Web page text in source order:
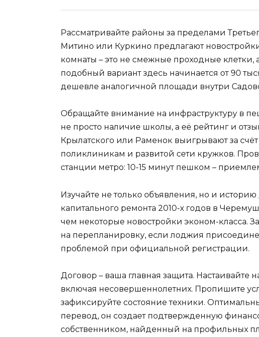
Рассматривайте районы за пределами
Митино или Куркино предлагают
комнаты – это не смежные проходные
подобный вариант здесь начинается от 90
дешевле аналогичной площади внутри
Обращайте внимание на инфраструктуру в
не просто наличие школы, а её рейтинг и
Крылатского или Раменок выигрывают за
поликлиникам и развитой сети кружков.
станции метро: 10-15 минут пешком –
Изучайте не только объявления, но и
капитального ремонта 2010-х годов в
чем некоторые новостройки эконом-класса.
на перепланировку, если лоджия
проблемой при официальной регистрации.
Договор – ваша главная защита. Настаивайте
включая несовершеннолетних. Пропишите
зафиксируйте состояние техники.
перевод, он создает подтвержденную
собственником, найденный на профильных